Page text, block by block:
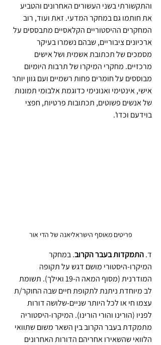
והתקשורתי בשני העשורים האחרונים והטביע
את חותמו גם במחקר המדעי. זאת ועוד, רוב
המחקרים ההיסטוריים הקלאסיים מתבססים על
ארכיונים ציבוריים, שבהם נשמרו בעיקר
מסמכים של תכתובת אשמית ושל אישים
מרכזיים. מחקרי המיקרו של תרבות היומיום
מבוססים על חומרים פחות רשמיים ועם גוון יותר
אישי, אינטימי ואנונימי כדוגמת אלבומי תמונות
של אנשים פשוטים, תכתובות פרטיות, חפצי
בוידעם וכדו'.
פריטים מאוסף הישראליאנה של הדי אור
ד. התמקדות בעבר הקרוב. במחקר
המיקרו-היסטורי מושם דגש על תקופה
המודרנית (מסוף המאה ה-19 ואילך). תשומת
לב מיוחדת ניתנת לתקופת חיים שבה החוקר/ת
עצמו חי או לכל היותר שניים-שלושה דורות
לפניו (הורינו והורי הורינו). המיקרו-היסטוריה
מתמקדת בעבר הקרוב בין השאר משום שתוואי
הלוואי שהשאירו אחריהם הדורות האחרונים